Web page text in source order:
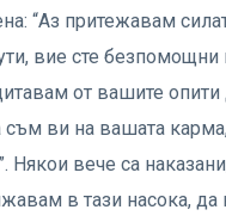
“Аз притежавам
вие сте безпомощни
от вашите
съм ви на вашата
Някои вече са
в тази насока, да